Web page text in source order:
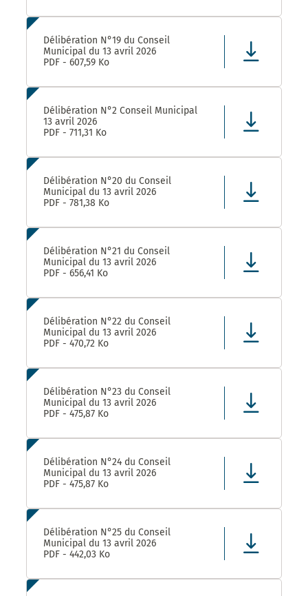
Délibération N°19 du Conseil
Municipal du 13 avril 2026
PDF - 607,59 Ko
Délibération N°2 Conseil Municipal
13 avril 2026
PDF - 711,31 Ko
Délibération N°20 du Conseil
Municipal du 13 avril 2026
PDF - 781,38 Ko
Délibération N°21 du Conseil
Municipal du 13 avril 2026
PDF - 656,41 Ko
Délibération N°22 du Conseil
Municipal du 13 avril 2026
PDF - 470,72 Ko
Délibération N°23 du Conseil
Municipal du 13 avril 2026
PDF - 475,87 Ko
Délibération N°24 du Conseil
Municipal du 13 avril 2026
PDF - 475,87 Ko
Délibération N°25 du Conseil
Municipal du 13 avril 2026
PDF - 442,03 Ko